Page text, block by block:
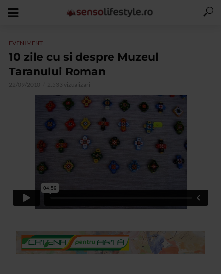
EVENIMENT
10 zile cu si despre Muzeul
Taranului Roman
22/09/2010 2.533 vizualizari